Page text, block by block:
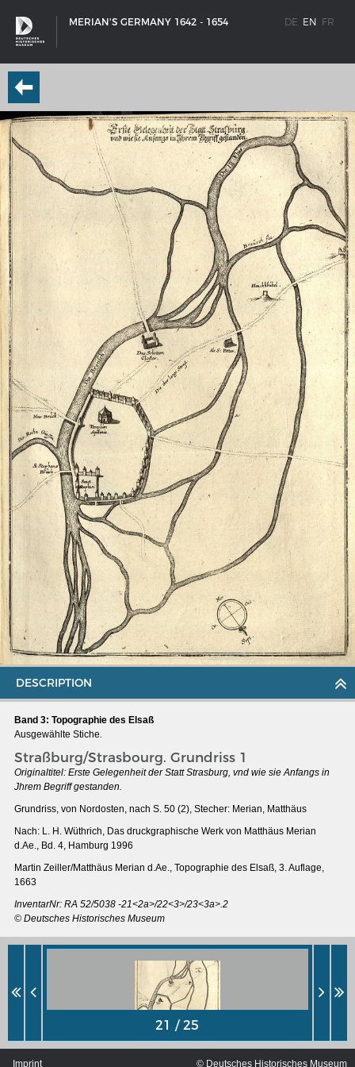
MERIAN'S GERMANY 1642 - 1654 DE EN FR
SHIP TYPES
Milestones in the history of European shipbuilding
MERIAN'S GERMANY 1642 - 1654
Interaktive Karte
Image gallery
Imprint
THE RHINE FROM BASEL TO KOBLENZ
Entirely new depiction of the Rhine river 1794
French-German history alongside the Rhine
DESCRIPTION
Band 3: Topographie des Elsaß
Ausgewählte Stiche.
Straßburg/Strasbourg. Grundriss 1
Originaltitel: Erste Gelegenheit der Statt Strasburg, vnd wie sie Anfangs in
Jhrem Begriff gestanden.
Grundriss, von Nordosten, nach S. 50 (2), Stecher: Merian, Matthäus
Nach: L. H. Wüthrich, Das druckgraphische Werk von Matthäus Merian
d.Ae., Bd. 4, Hamburg 1996
Martin Zeiller/Matthäus Merian d.Ae., Topographie des Elsaß, 3. Auflage,
1663
InventarNr: RA 52/5038 -21<2a>/22<3>/23<3a>.2
© Deutsches Historisches Museum
Imprint © Deutsches Historisches Museum